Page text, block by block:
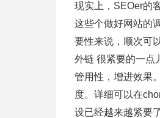
现实上，SEOer的
这些个做好网站的
要性来说，顺次可
外链 很紧要的一点
管用性，增进效果
度。详细可以在
设已经越来越紧要